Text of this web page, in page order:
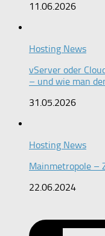
11.06.2026
Hosting News
vServer oder
– und wie man
31.05.2026
Hosting News
Mainmetropole –
22.06.2024